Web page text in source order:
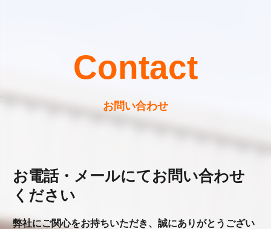
Contact
お問い合わせ
お電話・メールにてお問い合わせ
ください
弊社にご関心をお持ちいただき、誠にありがとうござい